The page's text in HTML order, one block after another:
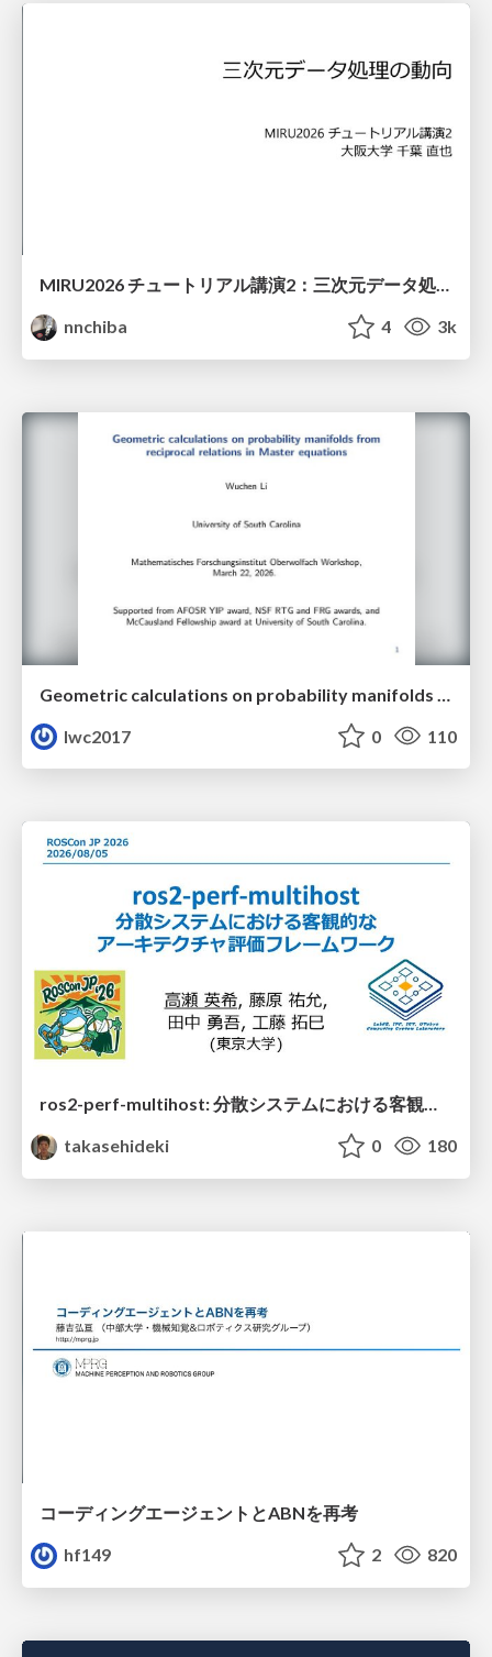
MIRU2026 チュートリアル講演2：三次元データ処理の動向
nnchiba
4 3k
lwc2017
0 110
ros2-perf-multihost: 分散システムにおける客観的なアーキテクチャ評価フレームワーク
takasehideki
0 180
コーディングエージェントとABNを再考
hf149
2 820